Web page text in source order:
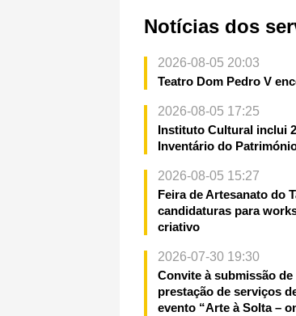
Notícias dos
2026-08-05 20:03
Teatro Dom Pedro V
2026-08-05 17:25
Instituto Cultural inclui
Inventário do
2026-08-05 15:27
Feira de Artesanato do
candidaturas para
criativo
2026-07-30 19:30
Convite à submissão
prestação de serviços
evento “Arte à Solta –